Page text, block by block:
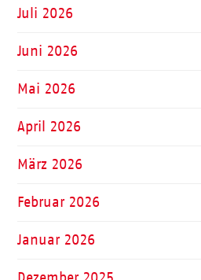
Juli 2026
Juni 2026
Mai 2026
April 2026
März 2026
Februar 2026
Januar 2026